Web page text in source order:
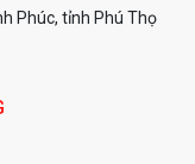
Phúc, tỉnh Phú Thọ